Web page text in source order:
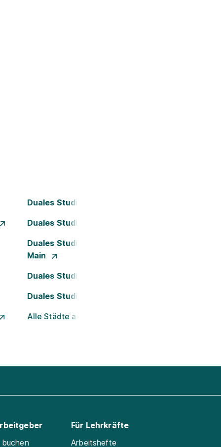
Duales Studium Bochum
Duales Studium Dortmund
Duales Studium Frankfurt am
Main
Duales Studium Köln
Duales Studium Nürnberg
Alle Städte ansehen
Für Lehrkräfte
Arbeitshefte